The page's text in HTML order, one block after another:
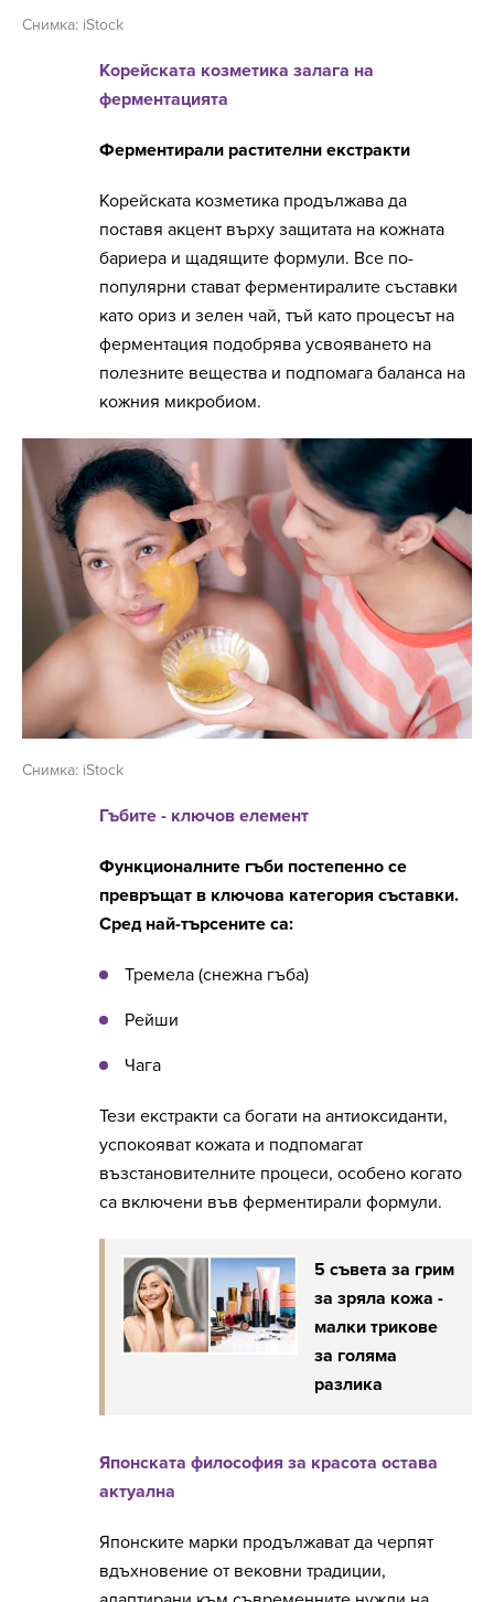
Снимка: iStock
Корейската козметика залага на
ферментацията
Ферментирали растителни екстракти
Корейската козметика продължава да
поставя акцент върху защитата на кожната
бариера и щадящите формули. Все по-
популярни стават ферментиралите съставки
като ориз и зелен чай, тъй като процесът на
ферментация подобрява усвояването на
полезните вещества и подпомага баланса на
кожния микробиом.
Снимка: iStock
Гъбите - ключов елемент
Функционалните гъби постепенно се
превръщат в ключова категория съставки.
Сред най-търсените са:
Тремела (снежна гъба)
Рейши
Чага
Тези екстракти са богати на антиоксиданти,
успокояват кожата и подпомагат
възстановителните процеси, особено когато
са включени във ферментирали формули.
5 съвета за грим
за зряла кожа -
малки трикове
за голяма
разлика
Японската философия за красота остава
актуална
Японските марки продължават да черпят
вдъхновение от вековни традиции,